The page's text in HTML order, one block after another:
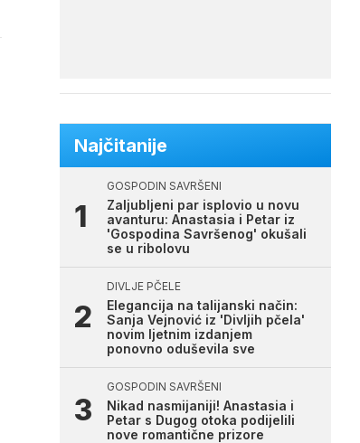
Najčitanije
GOSPODIN SAVRŠENI
Zaljubljeni par isplovio u novu
avanturu: Anastasia i Petar iz
'Gospodina Savršenog' okušali
se u ribolovu
DIVLJE PČELE
Elegancija na talijanski način:
Sanja Vejnović iz 'Divljih pčela'
novim ljetnim izdanjem
ponovno oduševila sve
GOSPODIN SAVRŠENI
Nikad nasmijaniji! Anastasia i
Petar s Dugog otoka podijelili
nove romantične prizore